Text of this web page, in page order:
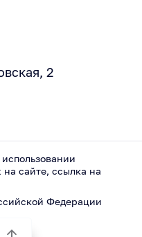
2
сайте, ссылка на
Федерации